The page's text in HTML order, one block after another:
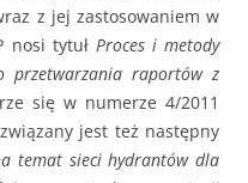
z jej zastosowaniem w
nosi tytułProces i metody
przetwarzania raportów z
się w numerze 4/2011
jest też następny
temat sieci hydrantów dla